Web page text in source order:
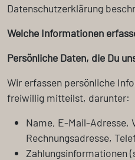
Datenschutzerklärung
Welche Informationen
Persönliche Daten, die Du
Wir erfassen persönliche
freiwillig mitteilst, darunter:
Name, E-Mail-Adresse,
Rechnungsadresse,
Zahlungsinformationen